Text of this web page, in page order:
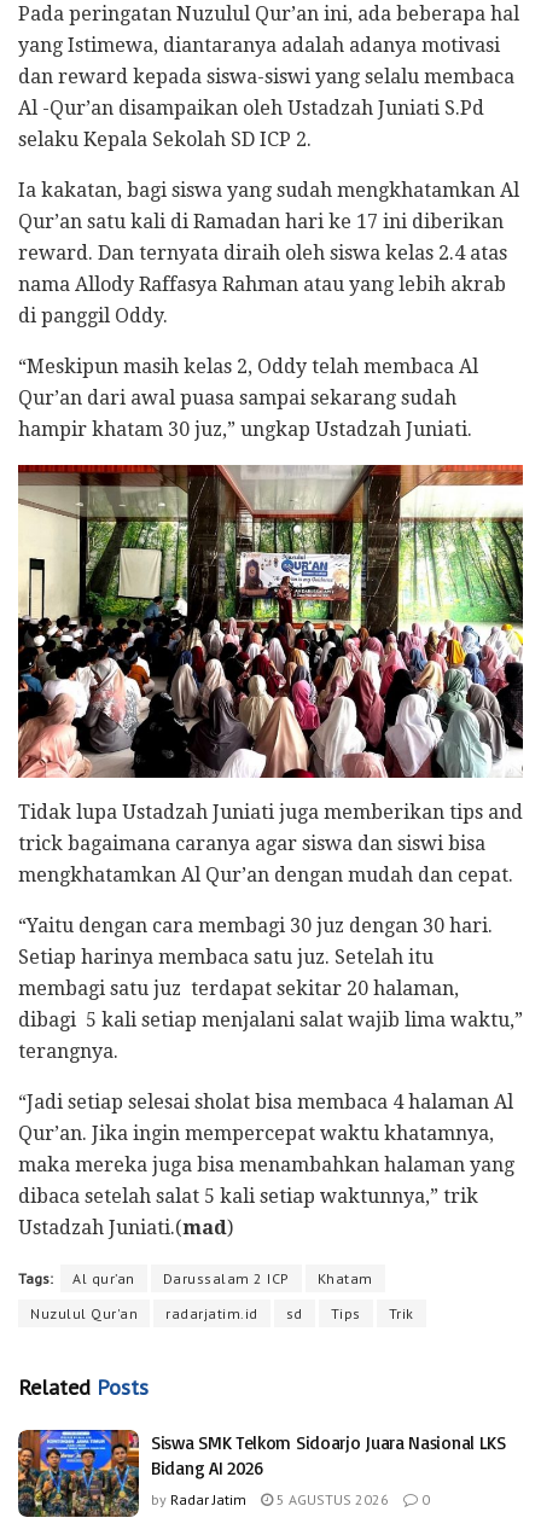
Pada peringatan Nuzulul Qur’an ini, ada beberapa hal
yang Istimewa, diantaranya adalah adanya motivasi
dan reward kepada siswa-siswi yang selalu membaca
Al -Qur’an disampaikan oleh Ustadzah Juniati S.Pd
selaku Kepala Sekolah SD ICP 2.
Ia kakatan, bagi siswa yang sudah mengkhatamkan Al
Qur’an satu kali di Ramadan hari ke 17 ini diberikan
reward. Dan ternyata diraih oleh siswa kelas 2.4 atas
nama Allody Raffasya Rahman atau yang lebih akrab
di panggil Oddy.
“Meskipun masih kelas 2, Oddy telah membaca Al
Qur’an dari awal puasa sampai sekarang sudah
hampir khatam 30 juz,” ungkap Ustadzah Juniati.
Tidak lupa Ustadzah Juniati juga memberikan tips and
trick bagaimana caranya agar siswa dan siswi bisa
mengkhatamkan Al Qur’an dengan mudah dan cepat.
“Yaitu dengan cara membagi 30 juz dengan 30 hari.
Setiap harinya membaca satu juz. Setelah itu
membagi satu juz terdapat sekitar 20 halaman,
dibagi 5 kali setiap menjalani salat wajib lima waktu,”
terangnya.
“Jadi setiap selesai sholat bisa membaca 4 halaman Al
Qur’an. Jika ingin mempercepat waktu khatamnya,
maka mereka juga bisa menambahkan halaman yang
dibaca setelah salat 5 kali setiap waktunnya,” trik
Ustadzah Juniati.(mad)
Tags: Al qur’an Darussalam 2 ICP
Khatam
Nuzulul Qur'an
radarjatim.id sd Tips Trik
Related Posts
Siswa SMK Telkom Sidoarjo Juara Nasional LKS
Bidang AI 2026
by Radar Jatim 5 AGUSTUS 2026 0